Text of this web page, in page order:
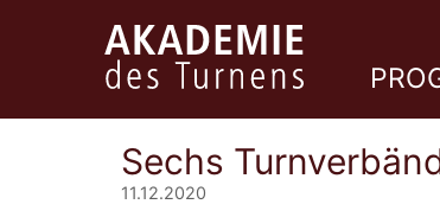
Sechs
11.12.2020